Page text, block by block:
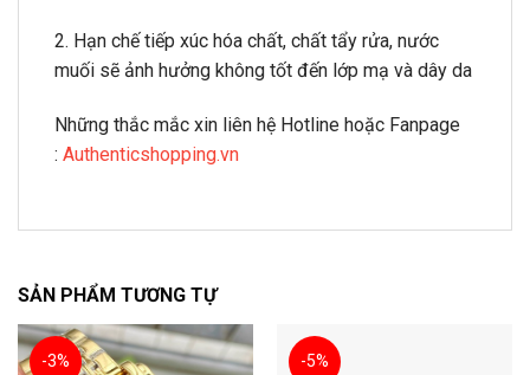
2. Hạn chế tiếp xúc hóa chất, chất tẩy rửa, nước
muối sẽ ảnh hưởng không tốt đến lớp mạ và dây da
Những thắc mắc xin liên hệ Hotline hoặc Fanpage
: Authenticshopping.vn
SẢN PHẨM TƯƠNG TỰ
-3% -5%